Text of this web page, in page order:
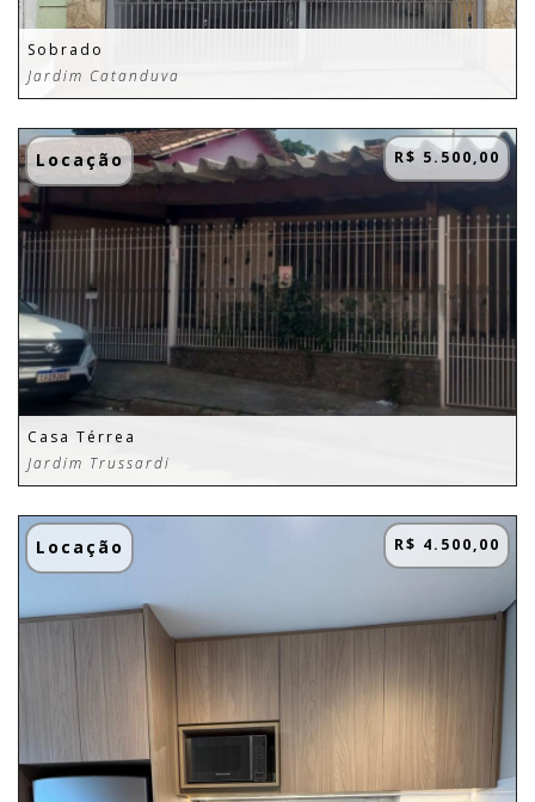
Sobrado
Jardim Catanduva
Locação R$ 5.500,00
Casa Térrea
Jardim Trussardi
Locação R$ 4.500,00